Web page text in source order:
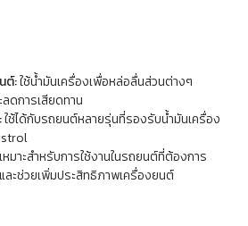
ต์:ใช้น้ำมันเครื่องเพื่อหล่อลื่นส่วนต่างๆ
ดการเสียดทาน
ใช้ได้กับรถยนต์หลายรุ่นที่รองรับน้ำมันเครื่อง
เหมาะสำหรับการใช้งานในรถยนต์ที่ต้องการ
ละช่วยเพิ่มประสิทธิภาพเครื่องยนต์